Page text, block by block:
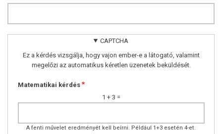
CAPTCHA
Ez a kérdés vizsgálja, hogy vajon ember-e a látogató, valamint
megelőzi az automatikus kéretlen üzenetek beküldését.
Matematikai kérdés
1 + 3 =
A fenti művelet eredményét kell beírni. Például 1+3 esetén 4-et.